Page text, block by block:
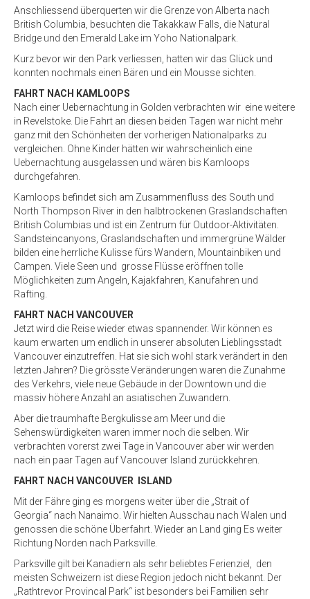
Anschliessend überquerten wir die Grenze von Alberta nach
British Columbia, besuchten die Takakkaw Falls, die Natural
Bridge und den Emerald Lake im Yoho Nationalpark.
Kurz bevor wir den Park verliessen, hatten wir das Glück und
konnten nochmals einen Bären und ein Mousse sichten.
FAHRT NACH KAMLOOPS
Nach einer Uebernachtung in Golden verbrachten wir eine weitere
in Revelstoke. Die Fahrt an diesen beiden Tagen war nicht mehr
ganz mit den Schönheiten der vorherigen Nationalparks zu
vergleichen. Ohne Kinder hätten wir wahrscheinlich eine
Uebernachtung ausgelassen und wären bis Kamloops
durchgefahren.
Kamloops befindet sich am Zusammenfluss des South und
North Thompson River in den halbtrockenen Graslandschaften
British Columbias und ist ein Zentrum für Outdoor-Aktivitäten.
Sandsteincanyons, Graslandschaften und immergrüne Wälder
bilden eine herrliche Kulisse fürs Wandern, Mountainbiken und
Campen. Viele Seen und grosse Flüsse eröffnen tolle
Möglichkeiten zum Angeln, Kajakfahren, Kanufahren und
Rafting.
FAHRT NACH VANCOUVER
Jetzt wird die Reise wieder etwas spannender. Wir können es
kaum erwarten um endlich in unserer absoluten Lieblingsstadt
Vancouver einzutreffen. Hat sie sich wohl stark verändert in den
letzten Jahren? Die grösste Veränderungen waren die Zunahme
des Verkehrs, viele neue Gebäude in der Downtown und die
massiv höhere Anzahl an asiatischen Zuwandern.
Aber die traumhafte Bergkulisse am Meer und die
Sehenswürdigkeiten waren immer noch die selben. Wir
verbrachten vorerst zwei Tage in Vancouver aber wir werden
nach ein paar Tagen auf Vancouver Island zurückkehren.
FAHRT NACH VANCOUVER ISLAND
Mit der Fähre ging es morgens weiter über die „Strait of
Georgia“ nach Nanaimo. Wir hielten Ausschau nach Walen und
genossen die schöne Überfahrt. Wieder an Land ging Es weiter
Richtung Norden nach Parksville.
Parksville gilt bei Kanadiern als sehr beliebtes Ferienziel, den
meisten Schweizern ist diese Region jedoch nicht bekannt. Der
„Rathtrevor Provincal Park“ ist besonders bei Familien sehr